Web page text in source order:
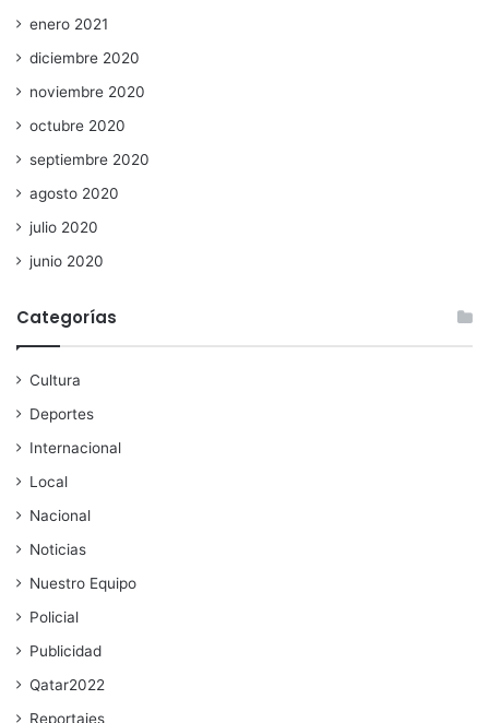
enero 2021
diciembre 2020
noviembre 2020
octubre 2020
septiembre 2020
agosto 2020
julio 2020
junio 2020
Categorías
Cultura
Deportes
Internacional
Local
Nacional
Noticias
Nuestro Equipo
Policial
Publicidad
Qatar2022
Reportajes